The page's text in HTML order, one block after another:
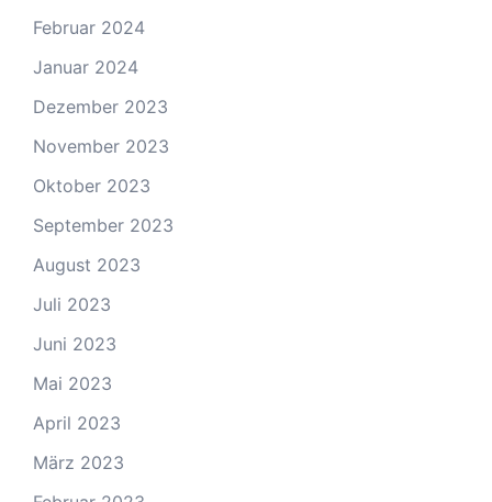
Februar 2024
Januar 2024
Dezember 2023
November 2023
Oktober 2023
September 2023
August 2023
Juli 2023
Juni 2023
Mai 2023
April 2023
März 2023